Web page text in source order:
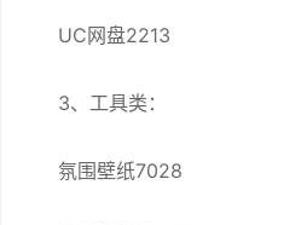
UC网盘2213
3、工具类：
氛围壁纸7028